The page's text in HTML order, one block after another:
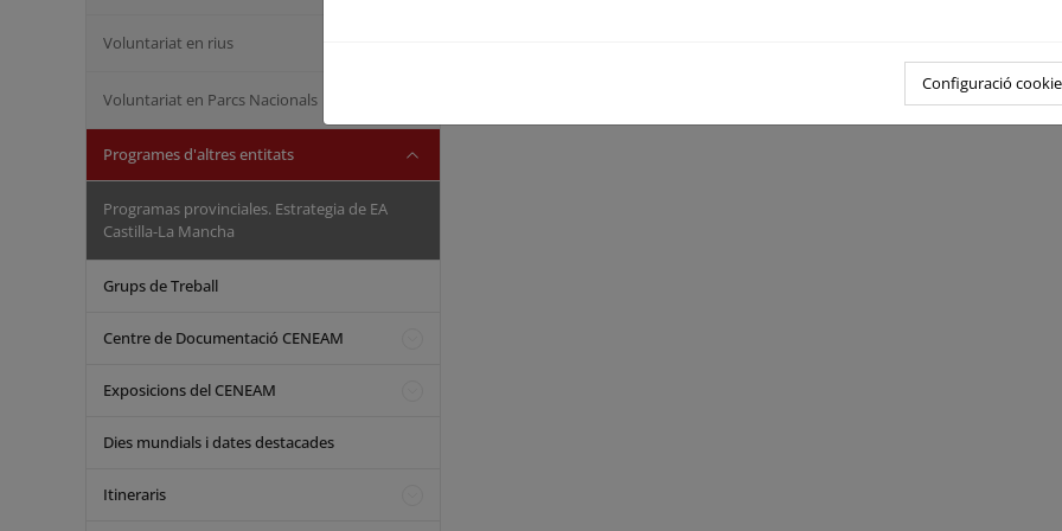
Voluntariat en rius
Voluntariat en Parcs Nacionals
Programes d'altres entitats
Programas provinciales. Estrategia de EA
Castilla-La Mancha
Grups de Treball
Centre de Documentació CENEAM
Exposicions del CENEAM
Dies mundials i dates destacades
Itineraris
Configuració